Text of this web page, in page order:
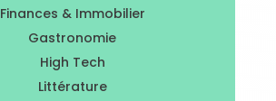
Finances & Immobilier
Gastronomie
High Tech
Littérature